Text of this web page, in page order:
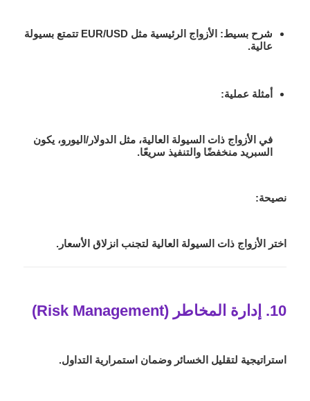
شرح بسيط
: الأزواج الرئيسية مثل EUR/USD تتمتع بسيولة
عالية.
أمثلة عملية:
في الأزواج ذات السيولة العالية، مثل الدولار/اليورو، يكون
السبريد منخفضًا والتنفيذ سريعًا.
نصيحة:
اختر الأزواج ذات السيولة العالية لتجنب انزلاق الأسعار.
10. إدارة المخاطر (Risk Management)
استراتيجية لتقليل الخسائر وضمان استمرارية التداول.